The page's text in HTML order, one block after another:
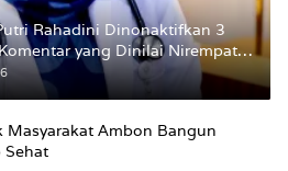
Rahadini Dinonaktifkan 3
yang Dinilai Nirempati
Masyarakat Ambon Bangun
Sehat